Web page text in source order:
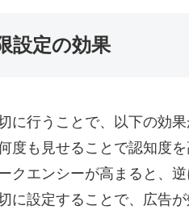
設定の効果
に行うことで、以下の効
度も見せることで認知度
クエンシーが高まると、
に設定することで、広告